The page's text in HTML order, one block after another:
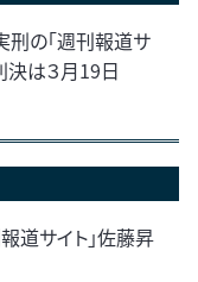
の「週刊報道サ
決は３月19日
道サイト」佐藤昇